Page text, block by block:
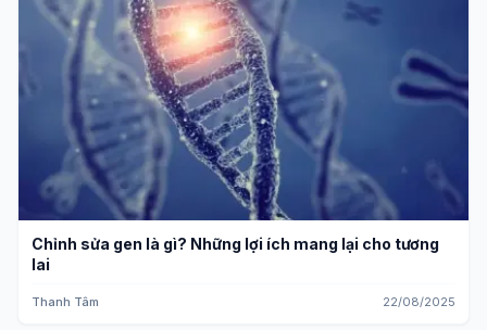
Chỉnh sửa gen là gì? Những lợi ích mang lại cho tương
lai
Thanh Tâm 22/08/2025